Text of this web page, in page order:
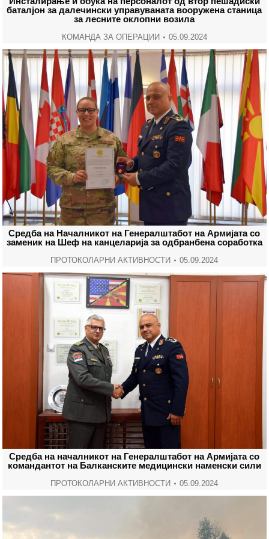
баталјон за далечински управуваната вооружена станица
за лесните оклопни возила
КОМАНДА ЗА ОПЕРАЦИИ 05.09.2024
Средба на Началникот на Генералштабот на Армијата со
заменик на Шеф на канцеларија за одбранбена соработка
ПРОТОКОЛАРНИ АКТИВНОСТИ 05.09.2024
Средба на началникот на Генералштабот на Армијата со
командантот на Балканските медицински наменски сили
ПРОТОКОЛАРНИ АКТИВНОСТИ 05.09.2024